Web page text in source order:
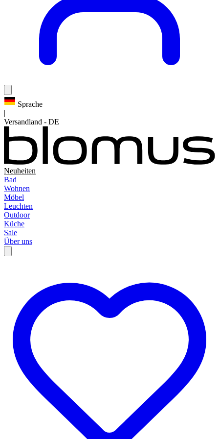
Sprache
|
Versandland - DE
Neuheiten
Bad
Wohnen
Möbel
Leuchten
Outdoor
Küche
Sale
Über uns